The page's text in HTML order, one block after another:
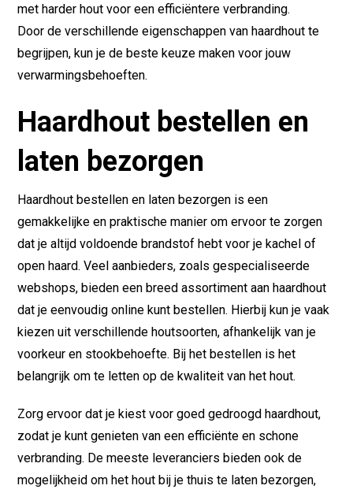
met harder hout voor een efficiëntere verbranding.
Door de verschillende eigenschappen van haardhout te
begrijpen, kun je de beste keuze maken voor jouw
verwarmingsbehoeften.
Haardhout bestellen en
laten bezorgen
Haardhout bestellen en laten bezorgen is een
gemakkelijke en praktische manier om ervoor te zorgen
dat je altijd voldoende brandstof hebt voor je kachel of
open haard. Veel aanbieders, zoals gespecialiseerde
webshops, bieden een breed assortiment aan haardhout
dat je eenvoudig online kunt bestellen. Hierbij kun je vaak
kiezen uit verschillende houtsoorten, afhankelijk van je
voorkeur en stookbehoefte. Bij het bestellen is het
belangrijk om te letten op de kwaliteit van het hout.
Zorg ervoor dat je kiest voor goed gedroogd haardhout,
zodat je kunt genieten van een efficiënte en schone
verbranding. De meeste leveranciers bieden ook de
mogelijkheid om het hout bij je thuis te laten bezorgen,